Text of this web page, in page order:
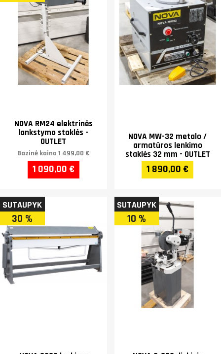
NOVA RM24 elektrinės
lankstymo staklės -
OUTLET
Bazinė kaina 1 499,00 €
1 090,00 €
NOVA MW-32 metalo /
armatūros lenkimo
staklės 32 mm - OUTLET
1 890,00 €
SUTAUPYK
30 %
SUTAUPYK
10 %